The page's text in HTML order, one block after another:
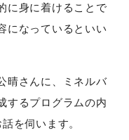
に身に着けることで
になっているといい
晴さんに、ミネルバ
するプログラムの内
を伺います。